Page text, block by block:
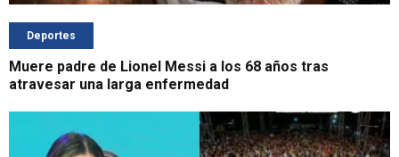
Deportes
Muere padre de Lionel Messi a los 68 años tras
atravesar una larga enfermedad